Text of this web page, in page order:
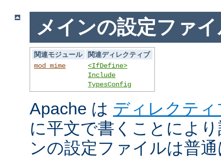
メインの設定ファ
関連モジュール
関連ディレクティブ
mod_mime
<IfDefine>
Include
TypesConfig
Apache は ディレクティ
に平文で書くことによ
ンの設定ファイルは普